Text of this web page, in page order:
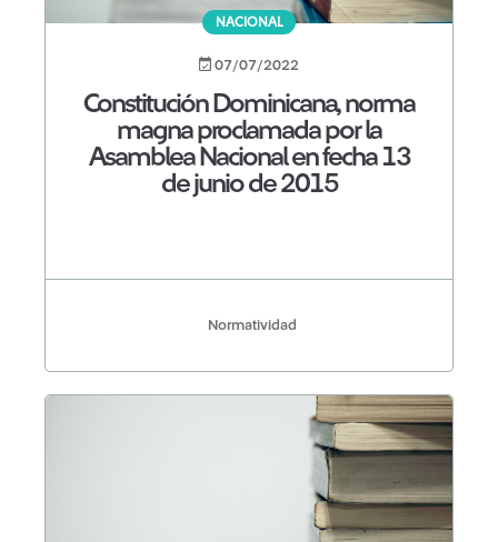
NACIONAL
07/07/2022
Constitución Dominicana, norma
magna proclamada por la
Asamblea Nacional en fecha 13
de junio de 2015
Normatividad